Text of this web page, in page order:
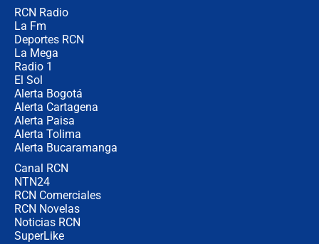
RCN Radio
La Fm
Deportes RCN
La Mega
Radio 1
El Sol
Alerta Bogotá
Alerta Cartagena
Alerta Paisa
Alerta Tolima
Alerta Bucaramanga
Canal RCN
NTN24
RCN Comerciales
RCN Novelas
Noticias RCN
SuperLike